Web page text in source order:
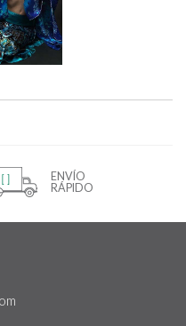
ENVÍO
RÁPIDO